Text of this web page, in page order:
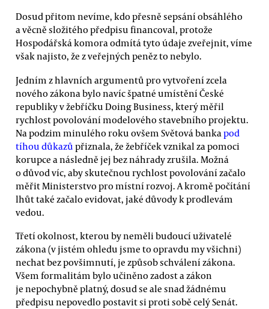
Dosud přitom nevíme, kdo přesně sepsání obsáhlého
a věcně složitého předpisu financoval, protože
Hospodářská komora odmítá tyto údaje zveřejnit, víme
však najisto, že z veřejných peněz to nebylo.
Jedním z hlavních argumentů pro vytvoření zcela
nového zákona bylo navíc špatné umístění České
republiky v žebříčku Doing Business, který měřil
rychlost povolování modelového stavebního projektu.
Na podzim minulého roku ovšem Světová banka pod
tíhou důkazů přiznala, že žebříček vznikal za pomoci
korupce a následně jej bez náhrady zrušila. Možná
o důvod víc, aby skutečnou rychlost povolování začalo
měřit Ministerstvo pro místní rozvoj. A kromě počítání
lhůt také začalo evidovat, jaké důvody k prodlevám
vedou.
Třetí okolnost, kterou by neměli budoucí uživatelé
zákona (v jistém ohledu jsme to opravdu my všichni)
nechat bez povšimnutí, je způsob schválení zákona.
Všem formalitám bylo učiněno zadost a zákon
je nepochybně platný, dosud se ale snad žádnému
předpisu nepovedlo postavit si proti sobě celý Senát.